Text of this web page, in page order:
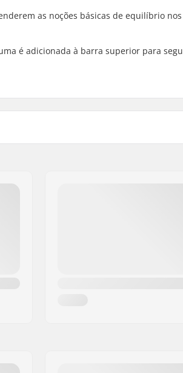
as noções básicas de equilíbrio nos
é adicionada à barra superior para